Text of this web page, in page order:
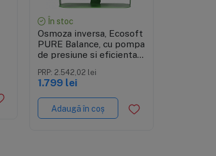
Vizualizare rapidă
În stoc
Osmoza inversa, Ecosoft
PURE Balance, cu pompa
de presiune si eficienta
metalic, remineralizare
optima
PRP: 2.542,02 lei
1.799 lei
Adaugă în coș